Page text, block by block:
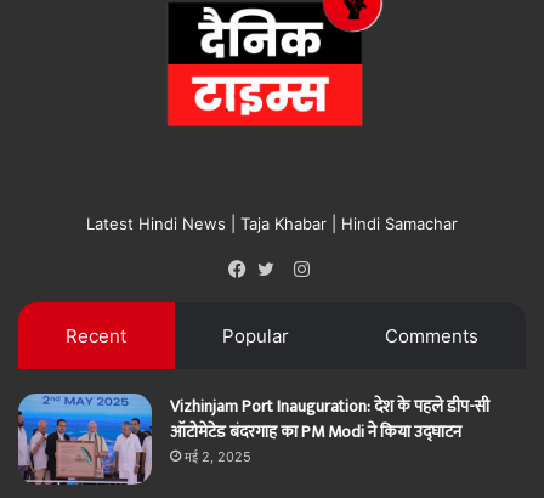
Latest Hindi News | Taja Khabar | Hindi Samachar
Instagram
Recent Popular Comments
Vizhinjam Port Inauguration: देश के पहले डीप-सी
ऑटोमेटेड बंदरगाह का PM Modi ने किया उद्घाटन
मई 2, 2025